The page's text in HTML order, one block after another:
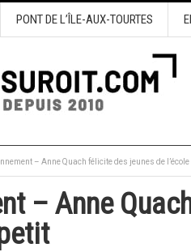
PONT DE L’ÎLE-AUX-TOURTES
– Anne Quach félicite des jeunes de
– Anne